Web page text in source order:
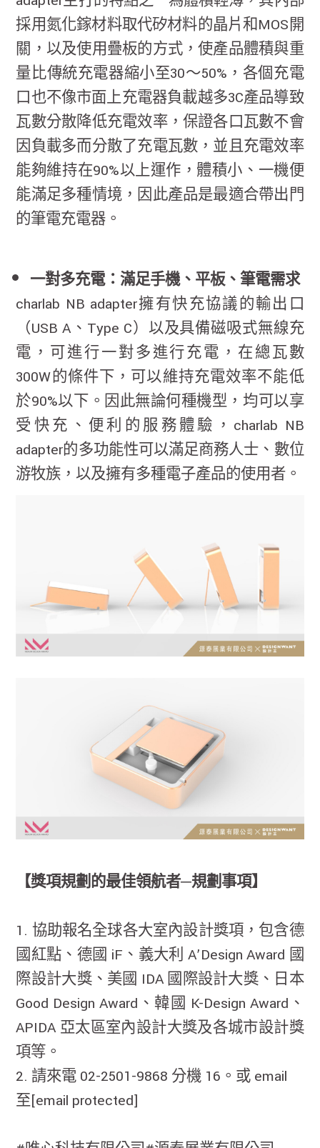
採用氮化鎵材料取代矽材料的晶片和MOS開
關，以及使用疊板的方式，使產品體積與重
量比傳統充電器縮小至30～50%，各個充電
口也不像市面上充電器負載越多3C產品導致
瓦數分散降低充電效率，保證各口瓦數不會
因負載多而分散了充電瓦數，並且充電效率
能夠維持在90%以上運作，體積小、一機便
能滿足多種情境，因此產品是最適合帶出門
的筆電充電器。
一對多充電：滿足手機、平板、筆電需求
charlab NB adapter擁有快充協議的輸出口
（USB A、Type C）以及具備磁吸式無線充
電，可進行一對多進行充電，在總瓦數
300W的條件下，可以維持充電效率不能低
於90%以下。因此無論何種機型，均可以享
受快充、便利的服務體驗，charlab NB
adapter的多功能性可以滿足商務人士、數位
游牧族，以及擁有多種電子產品的使用者。
【獎項規劃的最佳領航者─規劃事項】
1. 協助報名全球各大室內設計獎項，包含德
國紅點、德國 iF、義大利 A’Design Award 國
際設計大獎、美國 IDA 國際設計大獎、日本
Good Design Award、韓國 K-Design Award、
APIDA 亞太區室內設計大獎及各城市設計獎
項等。
2. 請來電 02-2501-9868 分機 16。或 email
至[email protected]